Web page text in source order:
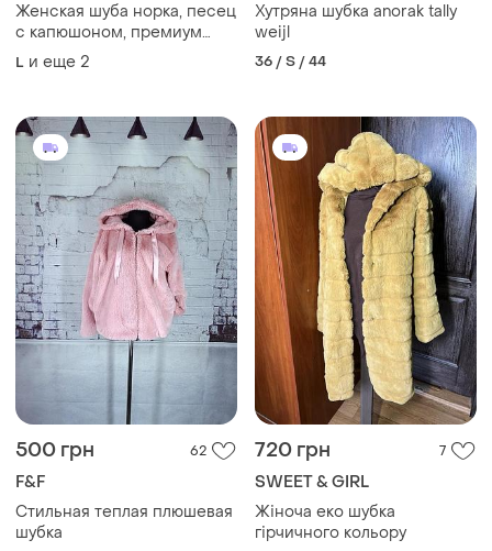
Женская шуба норка, песец
с капюшоном, премиум
качество 🔥
L и еще 2
Хутряна шубка anorak tally
weijl
36 / S / 44
500 грн 62
F&F
Стильная теплая плюшевая
шубка
720 грн 7
SWEET & GIRL
Жіноча еко шубка
гірчичного кольору